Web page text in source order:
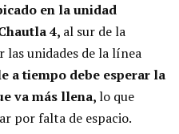
en la unidad
4, al sur de la
unidades de la línea
a tiempo debe esperar la
va más llena,lo que
por falta de espacio.